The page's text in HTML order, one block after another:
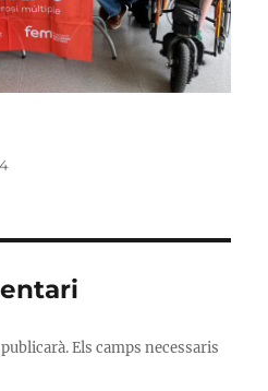
Els camps necessaris